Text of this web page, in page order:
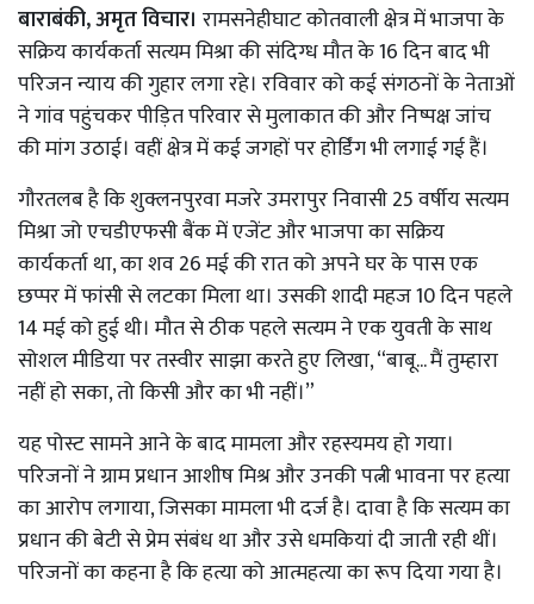
बाराबंकी, अमृत विचार। रामसनेहीघाट कोतवाली क्षेत्र में भाजपा के
सक्रिय कार्यकर्ता सत्यम मिश्रा की संदिग्ध मौत के 16 दिन बाद भी
परिजन न्याय की गुहार लगा रहे। रविवार को कई संगठनों के नेताओं
ने गांव पहुंचकर पीड़ित परिवार से मुलाकात की और निष्पक्ष जांच
की मांग उठाई। वहीं क्षेत्र में कई जगहों पर होर्डिंग भी लगाई गई हैं।
गौरतलब है कि शुक्लनपुरवा मजरे उमरापुर निवासी 25 वर्षीय सत्यम
मिश्रा जो एचडीएफसी बैंक में एजेंट और भाजपा का सक्रिय
कार्यकर्ता था, का शव 26 मई की रात को अपने घर के पास एक
छप्पर में फांसी से लटका मिला था। उसकी शादी महज 10 दिन पहले
14 मई को हुई थी। मौत से ठीक पहले सत्यम ने एक युवती के साथ
सोशल मीडिया पर तस्वीर साझा करते हुए लिखा, “बाबू... मैं तुम्हारा
नहीं हो सका, तो किसी और का भी नहीं।”
यह पोस्ट सामने आने के बाद मामला और रहस्यमय हो गया।
परिजनों ने ग्राम प्रधान आशीष मिश्र और उनकी पत्नी भावना पर हत्या
का आरोप लगाया, जिसका मामला भी दर्ज है। दावा है कि सत्यम का
प्रधान की बेटी से प्रेम संबंध था और उसे धमकियां दी जाती रही थीं।
परिजनों का कहना है कि हत्या को आत्महत्या का रूप दिया गया है।